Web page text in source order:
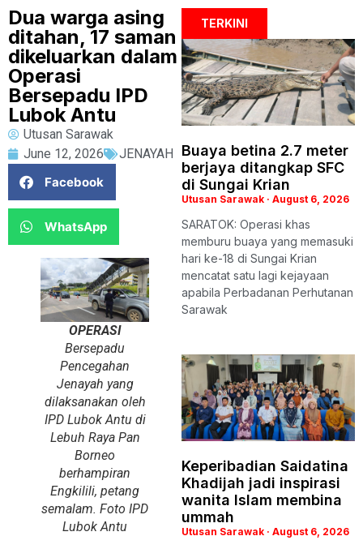
Dua warga asing
ditahan, 17 saman
dikeluarkan dalam
Operasi
Bersepadu IPD
Lubok Antu
Utusan Sarawak
June 12, 2026
JENAYAH
Facebook
WhatsApp
OPERASI
Bersepadu
Pencegahan
Jenayah yang
dilaksanakan oleh
IPD Lubok Antu di
Lebuh Raya Pan
Borneo
berhampiran
Engkilili, petang
semalam. Foto IPD
Lubok Antu
TERKINI
Buaya betina 2.7 meter
berjaya ditangkap SFC
di Sungai Krian
Utusan Sarawak August 6, 2026
SARATOK: Operasi khas
memburu buaya yang memasuki
hari ke-18 di Sungai Krian
mencatat satu lagi kejayaan
apabila Perbadanan Perhutanan
Sarawak
Keperibadian Saidatina
Khadijah jadi inspirasi
wanita Islam membina
ummah
Utusan Sarawak August 6, 2026